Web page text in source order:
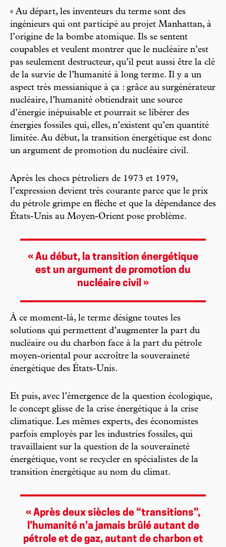
« Au départ, les inventeurs du terme sont des
ingénieurs qui ont participé au projet Manhattan, à
l’origine de la bombe atomique. Ils se sentent
coupables et veulent montrer que le nucléaire n’est
pas seulement destructeur, qu’il peut aussi être la clé
de la survie de l’humanité à long terme. Il y a un
aspect très messianique à ça : grâce au surgénérateur
nucléaire, l’humanité obtiendrait une source
d’énergie inépuisable et pourrait se libérer des
énergies fossiles qui, elles, n’existent qu’en quantité
limitée. Au début, la transition énergétique est donc
un argument de promotion du nucléaire civil.
Après les chocs pétroliers de 1973 et 1979,
l’expression devient très courante parce que le prix
du pétrole grimpe en flèche et que la dépendance des
États-Unis au Moyen-Orient pose problème.
« Au début, la transition énergétique
est un argument de promotion du
nucléaire civil »
À ce moment-là, le terme désigne toutes les
solutions qui permettent d’augmenter la part du
nucléaire ou du charbon face à la part du pétrole
moyen-oriental pour accroître la souveraineté
énergétique des États-Unis.
Et puis, avec l’émergence de la question écologique,
le concept glisse de la crise énergétique à la crise
climatique. Les mêmes experts, des économistes
parfois employés par les industries fossiles, qui
travaillaient sur la question de la souveraineté
énergétique, vont se recycler en spécialistes de la
transition énergétique au nom du climat.
« Après deux siècles de “transitions”,
l’humanité n’a jamais brûlé autant de
pétrole et de gaz, autant de charbon et